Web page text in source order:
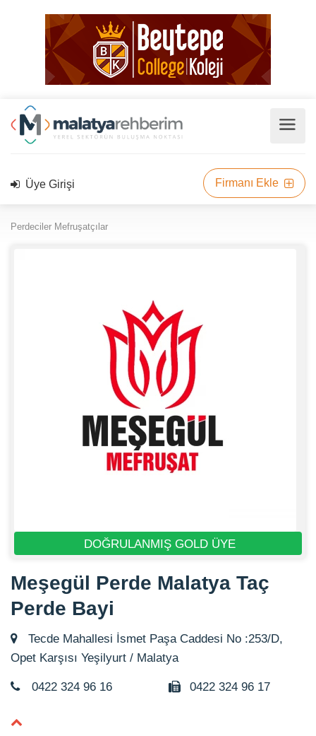
Üye Girişi Firmanı Ekle
Perdeciler Mefruşatçılar
DOĞRULANMIŞ GOLD ÜYE
Meşegül Perde Malatya Taç
Perde Bayi
Tecde Mahallesi İsmet Paşa Caddesi No :253/D,
Opet Karşısı Yeşilyurt / Malatya
0422 324 96 16 0422 324 96 17